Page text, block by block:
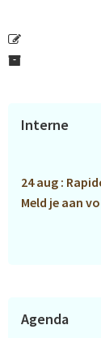
Primaire
Interne
24 aug :
Meld je aan
Agenda